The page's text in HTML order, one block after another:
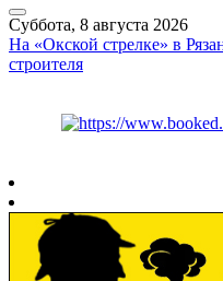
Суббота, 8 августа 2026
На «Окской стрелке» в
строителя